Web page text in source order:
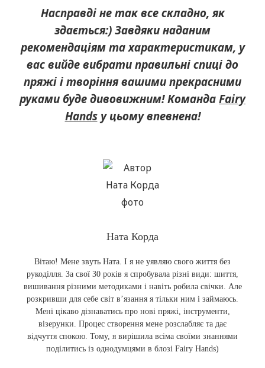
Насправді не так все складно, як
здається:) Завдяки наданим
рекомендаціям та характеристикам, у
вас вийде вибрати правильні спиці до
пряжі і творіння вашими прекрасними
руками буде дивовижним! КомандаFairy
Handsу цьому впевнена!
Ната Корда
Вітаю! Мене звуть Ната. І я не уявляю свого життя без
рукоділля. За свої 30 років я спробувала різні види: шиття,
вишивання різними методиками і навіть робила свічки. Але
розкривши для себе світ в’язання я тільки ним і займаюсь.
Мені цікаво дізнаватись про нові пряжі, інструменти,
візерунки. Процес створення мене розслабляє та дає
відчуття спокою. Тому, я вирішила всіма своїми знаннями
поділитись із однодумцями в блозі Fairy Hands)